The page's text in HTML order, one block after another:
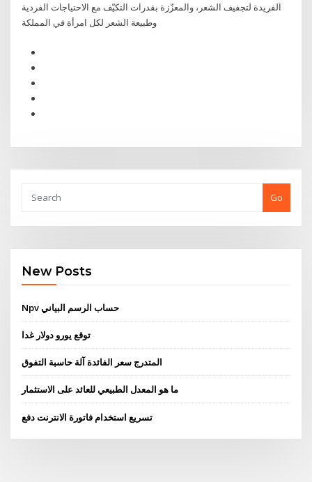
الفريدة لتجفيف الشعر، والمعزّزة بقدرات التكيّف مع الاحتياجات الفردية
وطبيعة الشعر لكل امرأة في المملكة
Go
New Posts
Npv حساب الرسم البياني
توقع يورو دولار غدا
المتدرج سعر الفائدة آلة حاسبة التفوق
ما هو المعدل الطبيعي للعائد على الاستثمار
تسريع استخدام فاتورة الانترنت دفع